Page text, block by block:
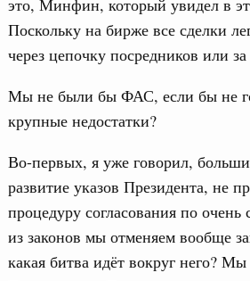
это, Минфин, который увидел в
Поскольку на бирже все сделки
через цепочку посредников или
Мы не были бы ФАС, если бы не
крупные недостатки?
Во-первых, я уже говорил,
развитие указов Президента,
процедуру согласования по
из законов мы отменяем вообще
какая битва идёт вокруг него?